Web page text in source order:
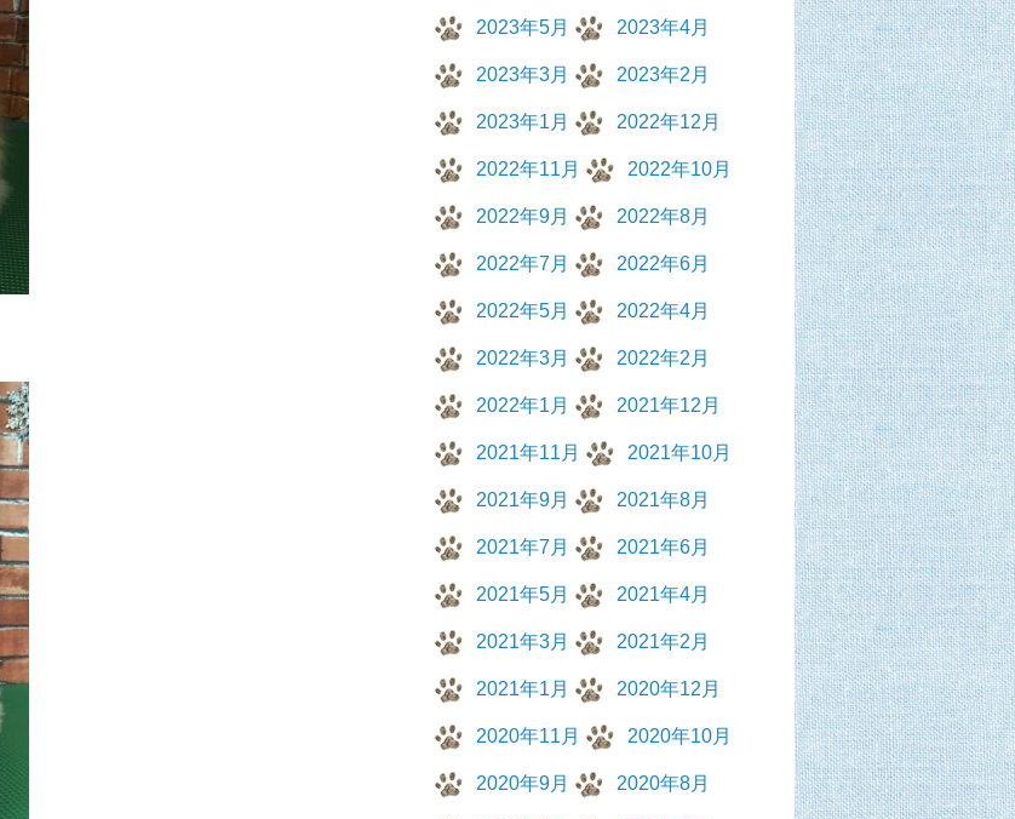
2023年5月 2023年4月
2023年3月 2023年2月
2023年1月 2022年12月
2022年11月 2022年10月
2022年9月 2022年8月
2022年7月 2022年6月
2022年5月 2022年4月
2022年3月 2022年2月
2022年1月 2021年12月
2021年11月 2021年10月
2021年9月 2021年8月
2021年7月 2021年6月
2021年5月 2021年4月
2021年3月 2021年2月
2021年1月 2020年12月
2020年11月 2020年10月
2020年9月 2020年8月